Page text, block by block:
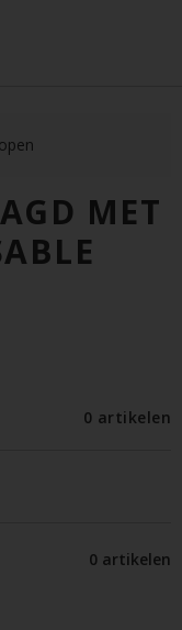
MET
0 artikelen
0 artikelen